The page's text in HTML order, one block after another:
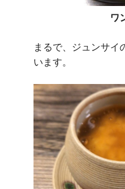
ワ
まるで、ジュンサイ
います。